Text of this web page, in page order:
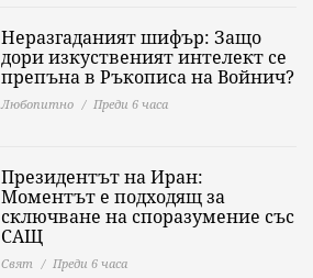
Неразгаданият шифър: Защо
дори изкуственият интелект се
препъна в Ръкописа на Войнич?
Любопитно Преди 6 часа
Президентът на Иран:
Моментът е подходящ за
сключване на споразумение със
САЩ
Свят Преди 6 часа